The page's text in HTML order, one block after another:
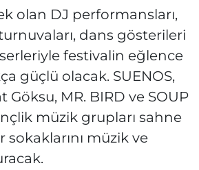
olan DJ performansları,
dans gösterileri
festivalin eğlence
güçlü olacak. SUENOS,
Göksu, MR. BIRD ve SOUP
müzik grupları sahne
sokaklarını müzik ve